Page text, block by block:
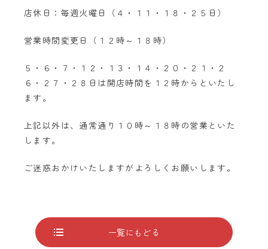
店休日：毎週火曜日（４・１１・１８・２５日）
営業時間変更日（１２時～１８時）
５・６・７・１２・１３・１４・２０・２１・２
６・２７・２８日は開店時間を１２時からといたし
ます。
上記以外は、通常通り１０時～１８時の営業といた
します。
ご迷惑おかけいたしますがよろしくお願いします。
一覧にもどる